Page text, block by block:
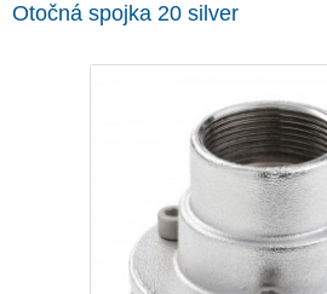
Otočná spojka 20 silver